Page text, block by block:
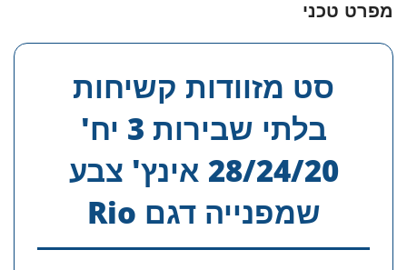
מפרט טכני
סט מזוודות קשיחות
בלתי שבירות 3 יח'
28/24/20 אינץ' צבע
שמפנייה דגם Rio